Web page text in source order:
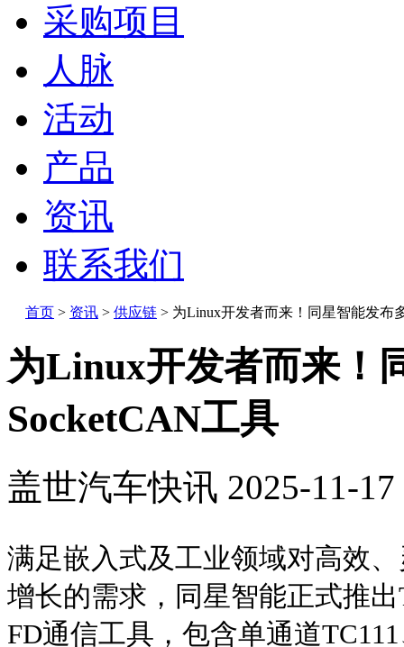
采购项目
人脉
活动
产品
资讯
联系我们
首页 > 资讯 > 供应链 > 为Linux开发者而来！同星智能发布
为Linux开发者而来！
SocketCAN工具
盖世汽车快讯 2025-11-
满足嵌入式及工业领域对高效
增长的需求，同星智能正式推
FD通信工具，包含单通道